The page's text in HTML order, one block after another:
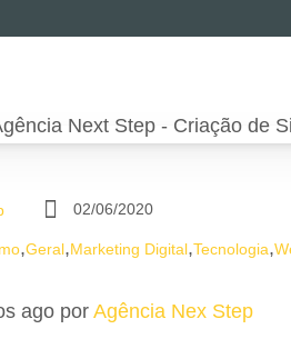
02/06/2020
,Geral,Marketing Digital,Tecnologia,
ago por Agência Nex Step